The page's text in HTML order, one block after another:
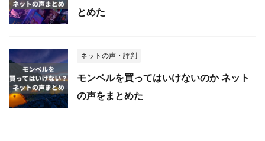
とめた
ネットの声・評判
モンベルを買ってはいけないのか ネット
の声をまとめた